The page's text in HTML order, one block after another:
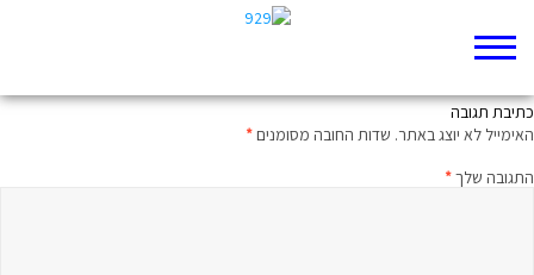
כתיבת תגובה
האימייל לא יוצג באתר. שדות החובה מסומנים*
התגובה שלך*